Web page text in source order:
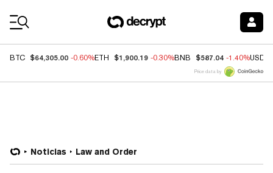
BTC $64,305.00 -0.60%ETH $1,900.19 -0.30%BNB $587.04 -1.40%USDC
Price data by
Noticias Law and Order